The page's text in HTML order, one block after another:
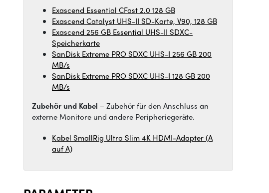
Exascend Essential CFast 2.0 128 GB
Exascend Catalyst UHS-II SD-Karte, V90, 128 GB
Exascend 256 GB Essential UHS-II SDXC-
Speicherkarte
SanDisk Extreme PRO SDXC UHS-I 256 GB 200
MB/s
SanDisk Extreme PRO SDXC UHS-I 128 GB 200
MB/s
Zubehör und Kabel – Zubehör für den Anschluss an
externe Monitore und andere Peripheriegeräte.
Kabel SmallRig Ultra Slim 4K HDMI-Adapter (A
auf A)